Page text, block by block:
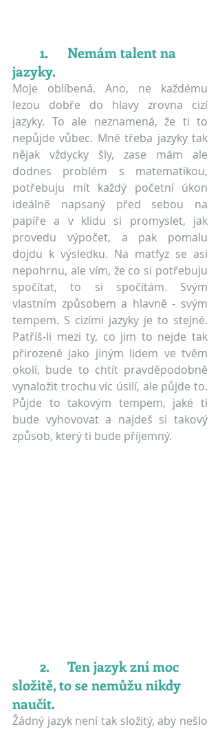
jazyky.
Moje oblíbená. Ano, ne každému
lezou dobře do hlavy zrovna cizí
jazyky. To ale neznamená, že ti to
nepůjde vůbec. Mně třeba jazyky tak
nějak vždycky šly, zase mám ale
dodnes problém s matematikou,
potřebuju mít každý početní úkon
ideálně napsaný před sebou na
papíře a v klidu si promyslet, jak
provedu výpočet, a pak pomalu
dojdu k výsledku. Na matfyz se asi
nepohrnu, ale vím, že co si potřebuju
spočítat, to si spočítám. Svým
vlastním způsobem a hlavně - svým
tempem. S cizími jazyky je to stejné.
Patříš-li mezi ty, co jim to nejde tak
přirozeně jako jiným lidem ve tvěm
okolí, bude to chtít pravděpodobně
vynaložit trochu víc úsilí, ale půjde to.
Půjde to takovým tempem, jaké ti
bude vyhovovat a najdeš si takový
způsob, který ti bude příjemný.
složitě, to se nemůžu nikdy
naučit.
Žádný jazyk není tak složitý, aby nešlo